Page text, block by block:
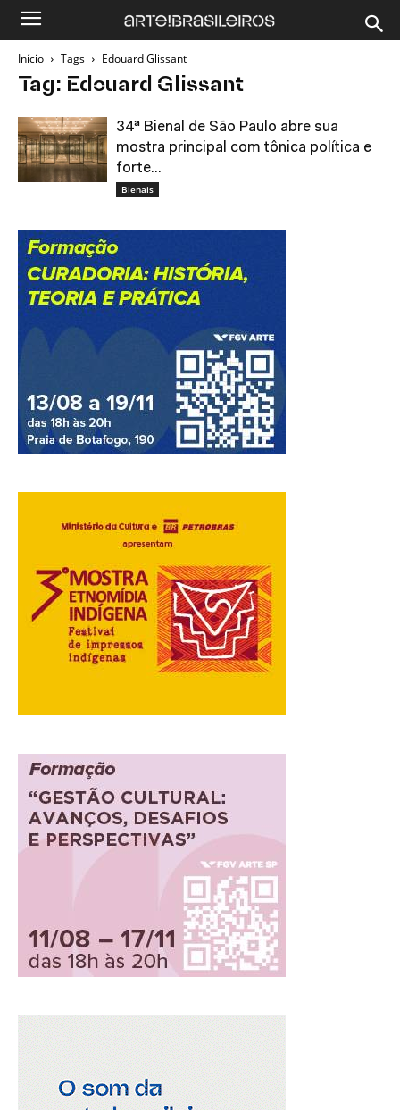
Início Tags Edouard Glissant
Tag: Edouard Glissant
34ª Bienal de São Paulo abre sua
mostra principal com tônica política e
forte...
Bienais